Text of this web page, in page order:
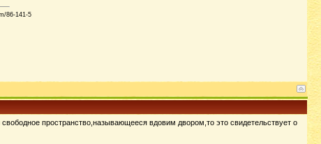
86-141-5
пространство,называющееся вдовим двором,то это свидетельствует о